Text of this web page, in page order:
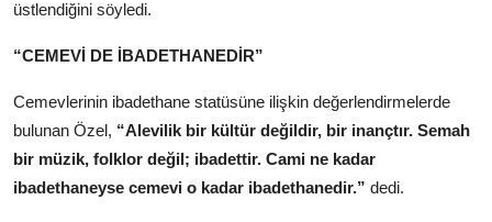
üstlendiğini söyledi.
“CEMEVİ DE İBADETHANEDİR”
Cemevlerinin ibadethane statüsüne ilişkin değerlendirmelerde
bulunan Özel, “Alevilik bir kültür değildir, bir inançtır. Semah
bir müzik, folklor değil; ibadettir. Cami ne kadar
ibadethaneyse cemevi o kadar ibadethanedir.” dedi.